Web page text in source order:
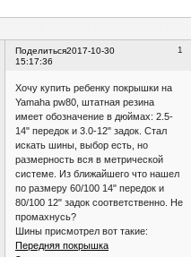
Поделиться 1
2017-10-30
15:17:36
Хочу купить ребенку покрышки на
Yamaha pw80, штатная резина
имеет обозначение в дюймах: 2.5-
14" передок и 3.0-12" задок. Стал
искать шины, выбор есть, но
размерность вся в метрической
системе. Из ближайшего что нашел
по размеру 60/100 14" передок и
80/100 12" задок соответственно. Не
промахнусь?
Шины присмотрел вот такие:
Передняя покрышка